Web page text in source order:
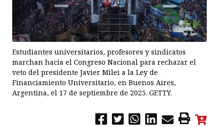
Estudiantes universitarios, profesores y sindicatos
marchan hacia el Congreso Nacional para rechazar el
veto del presidente Javier Milei a la Ley de
Financiamiento Universitario, en Buenos Aires,
Argentina, el 17 de septiembre de 2025. GETTY.